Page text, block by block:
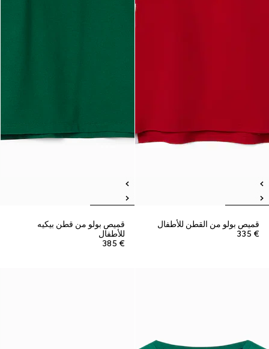
قميص بولو من القطن للأطفال
€ 335
قميص بولو من قطن بيكيه
للأطفال
€ 385